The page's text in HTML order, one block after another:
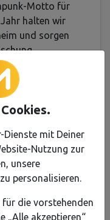
Dienste mit Deiner
Nutzung zur
unsere
personalisieren.
für die vorstehenden
„Alle akzeptieren“
Motto für
halten wir
und sorgen
möchten, um
Besuchern
den Karneval
inspirieren
die Straßen
und
machen wir